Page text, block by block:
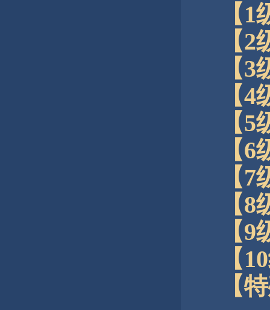
【
【
【
【
【
【
【
【
【
【
【